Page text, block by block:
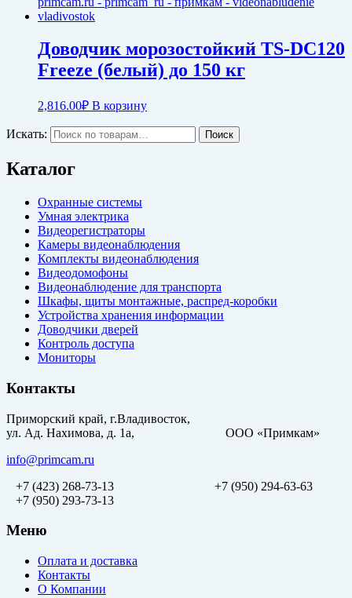
Доводчик морозостойкий TS-DC120
Freeze (белый) до 150 кг
2,816.00₽ В корзину
Искать: Поиск
Каталог
Охранные системы
Умная электрика
Видеорегистраторы
Камеры видеонаблюдения
Комплекты видеонаблюдения
Видеодомофоны
Видеонаблюдение для транспорта
Шкафы, щиты монтажные, распред-коробки
Устройства хранения информации
Доводчики дверей
Контроль доступа
Мониторы
Контакты
Приморский край, г.Владивосток,
ул. Ад. Нахимова, д. 1а, ООО «Примкам»
info@primcam.ru
+7 (423) 268-73-13
+7 (950) 294-63-63
+7 (950) 293-73-13
Меню
Оплата и доставка
Контакты
О Компании